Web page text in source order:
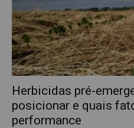
Herbicidas pré-
posicionar e quais
performance